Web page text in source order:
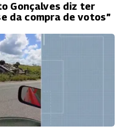
Gonçalves diz ter
da compra de votos”